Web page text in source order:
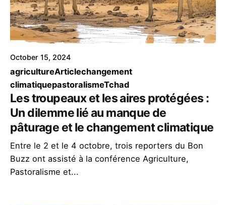
October 15, 2024
agricultureArticlechangement
climatiquepastoralismeTchad
Les troupeaux et les aires protégées :
Un dilemme lié au manque de
pâturage et le changement climatique
Entre le 2 et le 4 octobre, trois reporters du Bon
Buzz ont assisté à la conférence Agriculture,
Pastoralisme et...